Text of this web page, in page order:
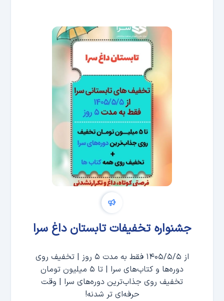
جشنواره تخفیفات تابستان داغ سرا
از ۱۴۰۵/۵/۵ فقط به مدت ۵ روز | تخفیف روی
دوره‌ها و کتاب‌های سرا | تا ۵ میلیون تومان
تخفیف روی جذاب‌ترین دوره‌های سرا | وقت
حرفه‌ای تر شدنه!